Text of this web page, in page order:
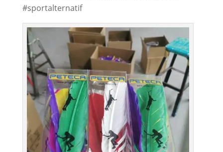
#sportalternatif